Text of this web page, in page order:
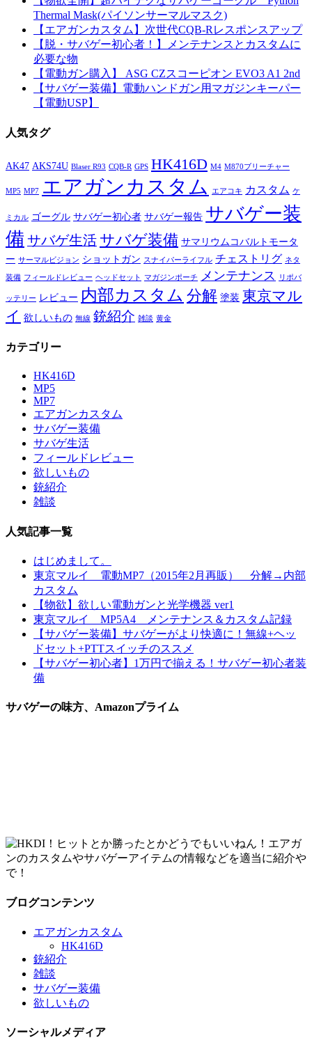
Thermal Mask(パイソンサーマルマスク)
【エアガンカスタム】次世代CQB-Rレスポンスアップ
【脱・サバゲー初心者！】メンテナンスとカスタムに
必要な物
【電動ガン購入】 ASG CZスコーピオン EVO3 A1 2nd
【サバゲー装備】電動ハンドガン用マガジンキーパー
【電動USP】
人気タグ
AK47 AKS74U Blaser R93 CQB-R GPS HK416D M4 M870ブリーチャー
MP5 MP7 エアガンカスタム エアコキ カスタム ケ
ミカル ゴーグル サバゲー初心者 サバゲー報告 サバゲー装
備 サバゲ生活 サバゲ装備 サマリウムコバルトモータ
ー サーマルビジョン ショットガン スナイパーライフル チェストリグ ネタ
装備 フィールドレビュー ヘッドセット マガジンポーチ メンテナンス リポバ
ッテリー レビュー 内部カスタム 分解 塗装 東京マル
イ 欲しいもの 無線 銃紹介 雑談 黄金
カテゴリー
HK416D
MP5
MP7
エアガンカスタム
サバゲー装備
サバゲ生活
フィールドレビュー
欲しいもの
銃紹介
雑談
人気記事一覧
はじめまして。
東京マルイ 電動MP7（2015年2月再販） 分解→内部
カスタム
【物欲】欲しい電動ガンと光学機器 ver1
東京マルイ MP5A4 メンテナンス＆カスタム記録
【サバゲー装備】サバゲーがより快適に！無線+ヘッ
ドセット+PTTスイッチのススメ
【サバゲー初心者】1万円で揃える！サバゲー初心者装
備
サバゲーの味方、Amazonプライム
ブログコンテンツ
エアガンカスタム
HK416D
銃紹介
雑談
サバゲー装備
欲しいもの
ソーシャルメディア